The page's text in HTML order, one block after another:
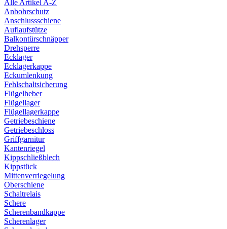
Alle Artikel A-Z
Anbohrschutz
Anschlussschiene
Auflaufstütze
Balkontürschnäpper
Drehsperre
Ecklager
Ecklagerkappe
Eckumlenkung
Fehlschaltsicherung
Flügelheber
Flügellager
Flügellagerkappe
Getriebeschiene
Getriebeschloss
Griffgarnitur
Kantenriegel
Kippschließblech
Kippstück
Mittenverriegelung
Oberschiene
Schaltrelais
Schere
Scherenbandkappe
Scherenlager